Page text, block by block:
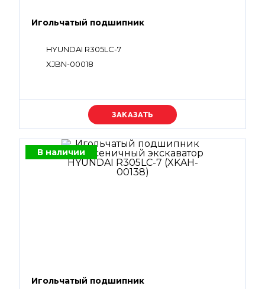
Игольчатый подшипник
HYUNDAI R305LC-7
XJBN-00018
Уточняйте цену
В наличии
Игольчатый подшипник